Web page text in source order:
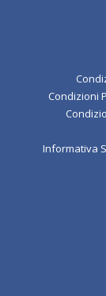
Condizioni
Informativa